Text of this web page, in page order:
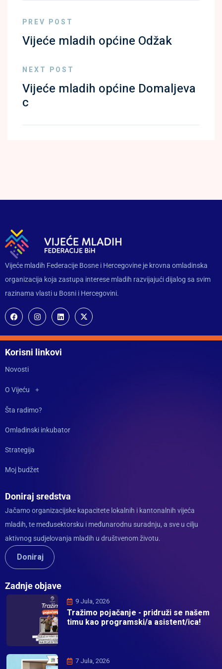
PREV POST
Vijeće mladih općine Odžak
NEXT POST
Vijeće mladih općine Domaljeva
c
Vijeće mladih Federacije Bosne i Hercegovine je krovna omladinska
organizacija koja zastupa interese mladih razvijajući dijalog sa svim
razinama vlasti u Bosni i Hercegovini.
Korisni linkovi
Novosti
O Vijeću
Šta radimo?
Omladinski inkubator
Strategija
Moj budžet
Doniraj sredstva
Jačamo organizacijske kapacitete lokalnih i kantonalnih vijeća
mladih, te međusektorsku i međunarodnu suradnju, a sve u cilju
aktivnog sudjelovanja mladih u društvenom životu.
Doniraj
Zadnje objave
9 Jula, 2026
Tražimo pojačanje - pridruži se našem
timu kao programski/a asistent/ica!
7 Jula, 2026